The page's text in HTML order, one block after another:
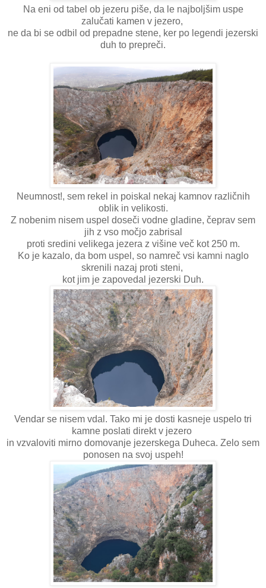
Na eni od tabel ob jezeru piše, da le najboljšim uspe
zalučati kamen v jezero,
ne da bi se odbil od prepadne stene, ker po legendi jezerski
duh to prepreči.
Neumnost!, sem rekel in poiskal nekaj kamnov različnih
oblik in velikosti.
Z nobenim nisem uspel doseči vodne gladine, čeprav sem
jih z vso močjo zabrisal
proti sredini velikega jezera z višine več kot 250 m.
Ko je kazalo, da bom uspel, so namreč vsi kamni naglo
skrenili nazaj proti steni,
kot jim je zapovedal jezerski Duh.
Vendar se nisem vdal. Tako mi je dosti kasneje uspelo tri
kamne poslati direkt v jezero
in vzvaloviti mirno domovanje jezerskega Duheca. Zelo sem
ponosen na svoj uspeh!